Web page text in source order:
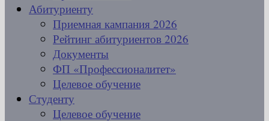
Абитуриенту
Приемная кампания 2026
Рейтинг абитуриентов 2026
Документы
ФП «Профессионалитет»
Целевое обучение
Студенту
Целевое обучение